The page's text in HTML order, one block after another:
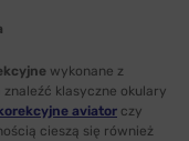
wykonane z
klasyczne okulary
aviator czy
cieszą się również